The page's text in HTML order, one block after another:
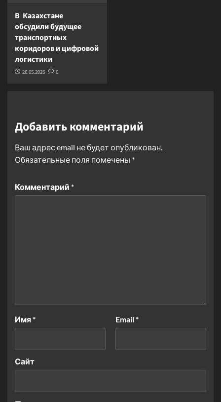
В Казахстане
обсудили будущее
транспортных
коридоров и цифровой
логистики
26.05.2026 0
Добавить комментарий
Ваш адрес email не будет опубликован.
Обязательные поля помечены *
Комментарий *
Имя* Email*
Сайт